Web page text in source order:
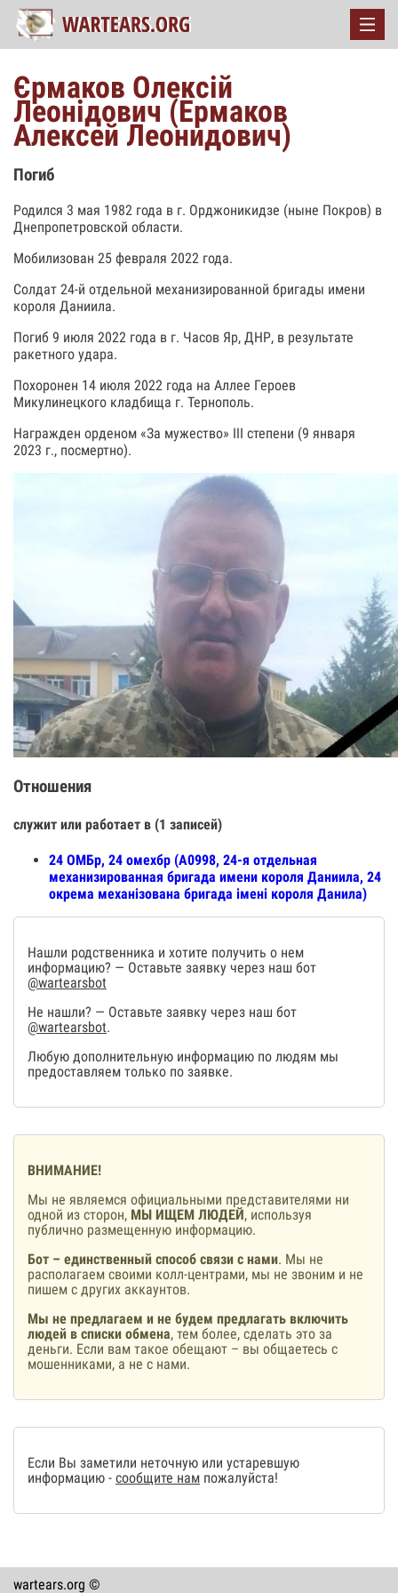
Єрмаков Олексiй
Леонiдович (Ермаков
Алексей Леонидович)
Погиб
Родился 3 мая 1982 года в г. Орджоникидзе (ныне Покров) в
Днепропетровской области.
Мобилизован 25 февраля 2022 года.
Солдат 24-й отдельной механизированной бригады имени
короля Даниила.
Погиб 9 июля 2022 года в г. Часов Яр, ДНР, в результате
ракетного удара.
Похоронен 14 июля 2022 года на Аллее Героев
Микулинецкого кладбища г. Тернополь.
Награжден орденом «За мужество» III степени (9 января
2023 г., посмертно).
Отношения
служит или работает в (1 записей)
24 ОМБр, 24 омехбр (А0998, 24-я отдельная
механизированная бригада имени короля Даниила, 24
окрема механізована бригада імені короля Данила)
Нашли родственника и хотите получить о нем
информацию? — Оставьте заявку через наш бот
@wartearsbot
Не нашли? — Оставьте заявку через наш бот
@wartearsbot.
Любую дополнительную информацию по людям мы
предоставляем только по заявке.
ВНИМАНИЕ!
Мы не являемся официальными представителями ни
одной из сторон, МЫ ИЩЕМ ЛЮДЕЙ, используя
публично размещенную информацию.
Бот – единственный способ связи с нами. Мы не
располагаем своими колл-центрами, мы не звоним и не
пишем с других аккаунтов.
Мы не предлагаем и не будем предлагать включить
людей в списки обмена, тем более, сделать это за
деньги. Если вам такое обещают – вы общаетесь с
мошенниками, а не с нами.
Если Вы заметили неточную или устаревшую
информацию - сообщите нам пожалуйста!
wartears.org ©